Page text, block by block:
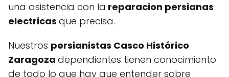
una asistencia con la reparacion persianas
electricas que precisa.
Nuestros persianistas Casco Histórico
Zaragoza dependientes tienen conocimiento
de todo lo que hay que entender sobre